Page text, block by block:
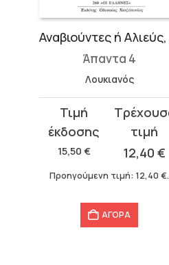
Άπαντα 4
Λουκιανός
15,50 €
Original
price
was:
15,50 €.
12,40€
τρέχουσα
τιμή
είναι:
Προηγούμενη τιμή: 12,40€.
ΑΓΟΡΑ